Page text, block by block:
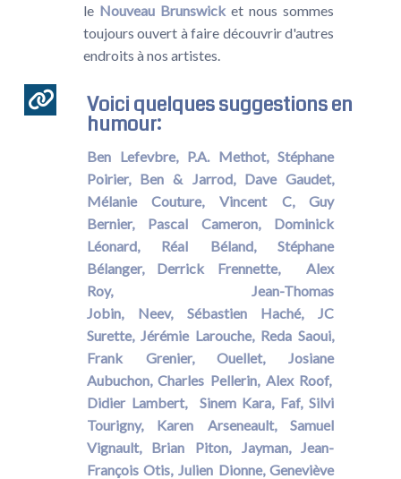
le Nouveau Brunswick et nous sommes
toujours ouvert à faire découvrir d'autres
endroits à nos artistes.
Voici quelques suggestions en
humour:
Ben Lefevbre, P.A. Methot, Stéphane
Poirier, Ben & Jarrod, Dave Gaudet,
Mélanie Couture,
Vincent C,
Guy
Bernier,
Pascal Cameron,
Dominick
Léonard,
Réal Béland,
Stéphane
Bélanger,
Derrick Frennette,
Alex
Roy,
Jean-Thomas
Jobin,
Neev, Sébastien Haché,
JC
Surette, Jérémie Larouche, Reda Saoui,
Frank Grenier,
Ouellet,
Josiane
Aubuchon, Charles Pellerin, Alex Roof,
Didier Lambert, Sinem Kara, Faf, Silvi
Tourigny, Karen Arseneault,
Samuel
Vignault, Brian Piton, Jayman,
Jean-
François Otis, Julien Dionne, Geneviève